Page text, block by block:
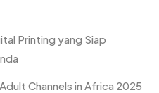
Printing yang Siap
Channels in Africa 2025